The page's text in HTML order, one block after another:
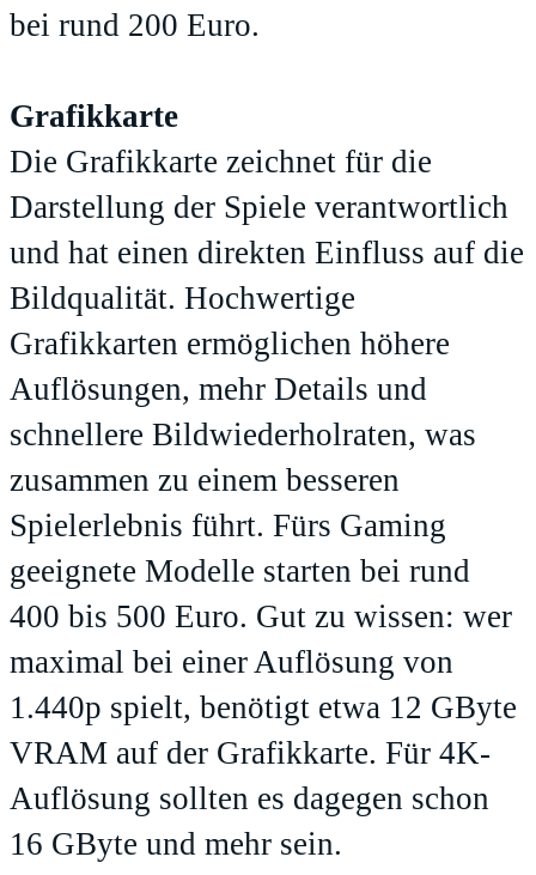
bei rund 200 Euro.
Grafikkarte
Die Grafikkarte zeichnet für die
Darstellung der Spiele verantwortlich
und hat einen direkten Einfluss auf die
Bildqualität. Hochwertige
Grafikkarten ermöglichen höhere
Auflösungen, mehr Details und
schnellere Bildwiederholraten, was
zusammen zu einem besseren
Spielerlebnis führt. Fürs Gaming
geeignete Modelle starten bei rund
400 bis 500 Euro. Gut zu wissen: wer
maximal bei einer Auflösung von
1.440p spielt, benötigt etwa 12 GByte
VRAM auf der Grafikkarte. Für 4K-
Auflösung sollten es dagegen schon
16 GByte und mehr sein.